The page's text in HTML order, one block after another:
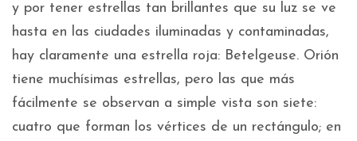
y por tener estrellas tan brillantes que su luz se ve
hasta en las ciudades iluminadas y contaminadas,
hay claramente una estrella roja: Betelgeuse. Orión
tiene muchísimas estrellas, pero las que más
fácilmente se observan a simple vista son siete:
cuatro que forman los vértices de un rectángulo; en